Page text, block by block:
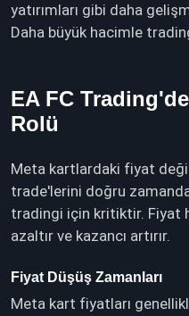
yatırımları gibi daha
Daha büyük hacimle
EA FC
Rolü
Meta kartlardaki fiyat
trade'lerini doğru
tradingi için kritiktir. Fiyat
azaltır ve kazancı artırır.
Fiyat Düşüş Zamanları
Meta kart fiyatları